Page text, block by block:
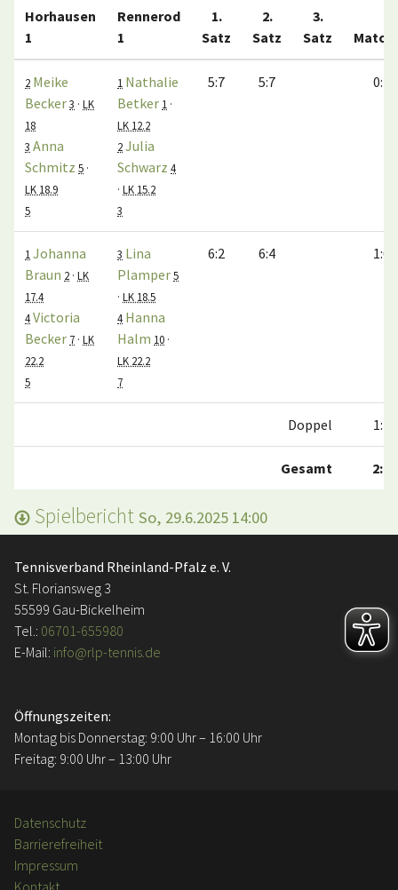
Horhausen
1
Rennerod
1
1.
Satz
2.
Satz
3.
Satz
2 Meike
Becker3 · LK
18
3 Anna
Schmitz 5 ·
LK 18.9
5
1 Nathalie
Betker 1 ·
LK 12.2
2Julia
Schwarz 4
· LK 15.2
3
5:7 5:7 0:1
1 Johanna
Braun 2 · LK
17.4
4Victoria
Becker 7 · LK
22.2
5
3 Lina
Plamper5
· LK 18.5
4 Hanna
Halm 10 ·
LK 22.2
7
6:2 6:4 1:0
Doppel 1:1
Gesamt 2:4
Spielbericht So, 29.6.2025 14:00
Tennisverband Rheinland-Pfalz e. V.
St. Floriansweg 3
55599 Gau-Bickelheim
Tel.: 06701-655980
E-Mail: info@rlp-tennis.de
Öffnungszeiten:
Montag bis Donnerstag: 9:00 Uhr – 16:00 Uhr
Freitag: 9:00 Uhr – 13:00 Uhr
Datenschutz
Barrierefreiheit
Impressum
Kontakt